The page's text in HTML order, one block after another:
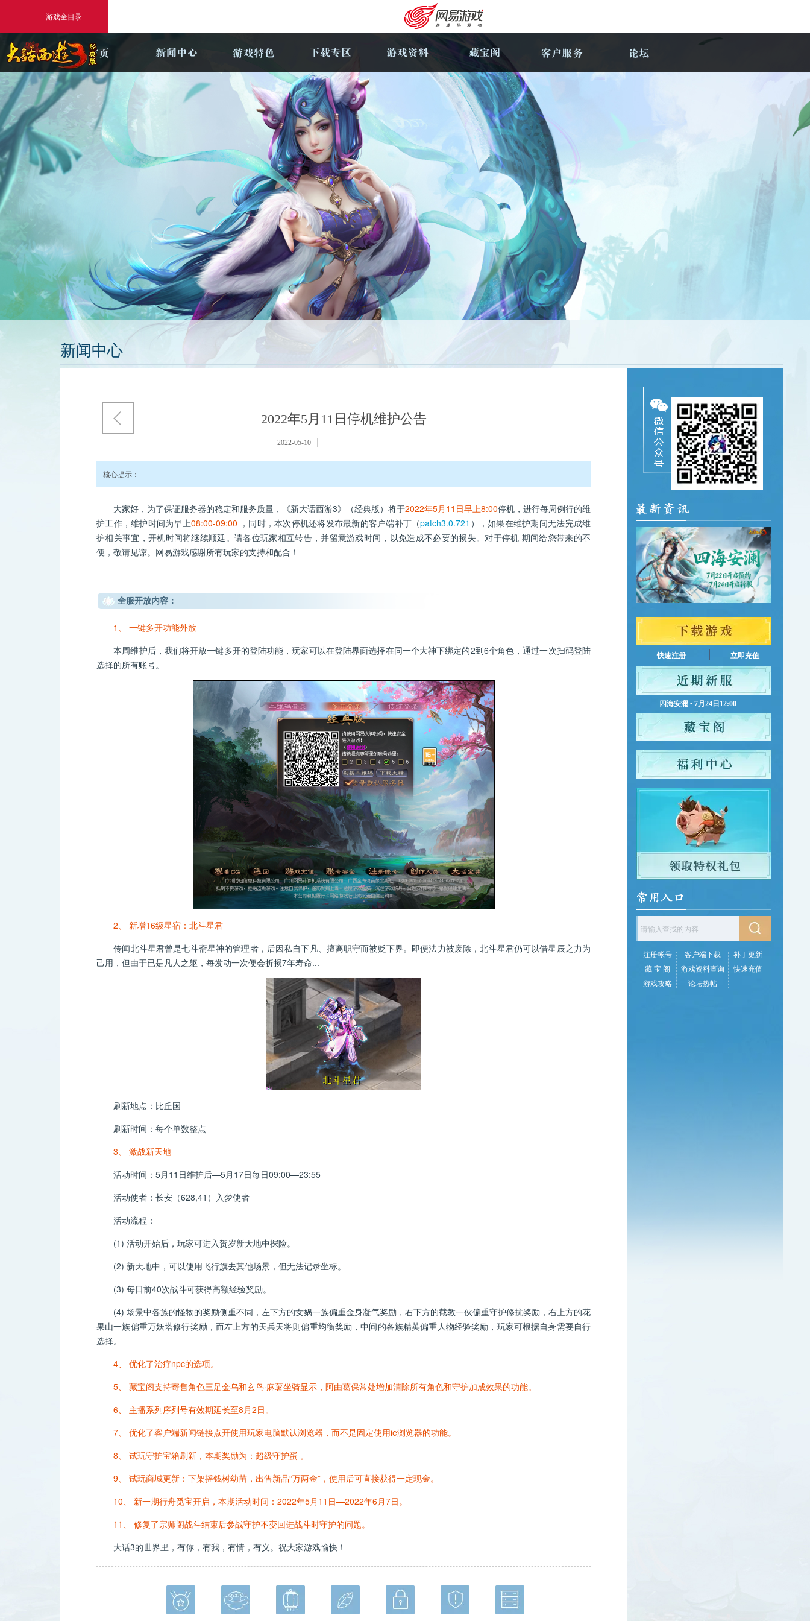
游戏全目录
网易游戏
购卡充值 客服中心
新闻中心
2022年5月11日停机维护公告
2022-05-10
核心提示：
大家好，为了保证服务器的稳定和服务质量，《新大话西游3》（经典版）将于2022年5月11日早上8:00停机，进行每周例行的维
护工作，维护时间为早上08:00-09:00 ，同时，本次停机还将发布最新的客户端补丁（patch3.0.721 ），如果在维护期间无法完成维
护相关事宜，开机时间将继续顺延。请各位玩家相互转告，并留意游戏时间，以免造成不必要的损失。对于停机 期间给您带来的不
便，敬请见谅。网易游戏感谢所有玩家的支持和配合！
全服开放内容：
1、 一键多开功能外放
本周维护后，我们将开放一键多开的登陆功能，玩家可以在登陆界面选择在同一个大神下绑定的2到6个角色，通过一次扫码登陆
选择的所有账号。
2、 新增16级星宿：北斗星君
传闻北斗星君曾是七斗斋星神的管理者，后因私自下凡、擅离职守而被贬下界。即便法力被废除，北斗星君仍可以借星辰之力为
己用，但由于已是凡人之躯，每发动一次便会折损7年寿命...
刷新地点：比丘国
刷新时间：每个单数整点
3、 激战新天地
活动时间：5月11日维护后—5月17日每日09:00—23:55
活动使者：长安（628,41）入梦使者
活动流程：
(1) 活动开始后，玩家可进入贺岁新天地中探险。
(2) 新天地中，可以使用飞行旗去其他场景，但无法记录坐标。
(3) 每日前40次战斗可获得高额经验奖励。
(4) 场景中各族的怪物的奖励侧重不同，左下方的女娲一族偏重金身凝气奖励，右下方的截教一伙偏重守护修抗奖励，右上方的花
果山一族偏重万妖塔修行奖励，而左上方的天兵天将则偏重均衡奖励，中间的各族精英偏重人物经验奖励，玩家可根据自身需要自行
选择。
4、 优化了治疗npc的选项。
5、 藏宝阁支持寄售角色三足金乌和玄鸟·麻薯坐骑显示，阿由葛保常处增加清除所有角色和守护加成效果的功能。
6、 主播系列序列号有效期延长至8月2日。
7、 优化了客户端新闻链接点开使用玩家电脑默认浏览器，而不是固定使用ie浏览器的功能。
8、 试玩守护宝箱刷新，本期奖励为：超级守护蛋 。
9、 试玩商城更新：下架摇钱树幼苗，出售新品“万两金”，使用后可直接获得一定现金。
10、 新一期行舟觅宝开启，本期活动时间：2022年5月11日—2022年6月7日。
11、 修复了宗师阁战斗结束后参战守护不变回进战斗时守护的问题。
大话3的世界里，有你，有我，有情，有义。祝大家游戏愉快！
快速注册 立即充值
四海安澜 • 7月24日12:00
注册帐号 客户端下载
补丁更新
藏 宝 阁
游戏资料查询
快速充值
游戏攻略
论坛热帖